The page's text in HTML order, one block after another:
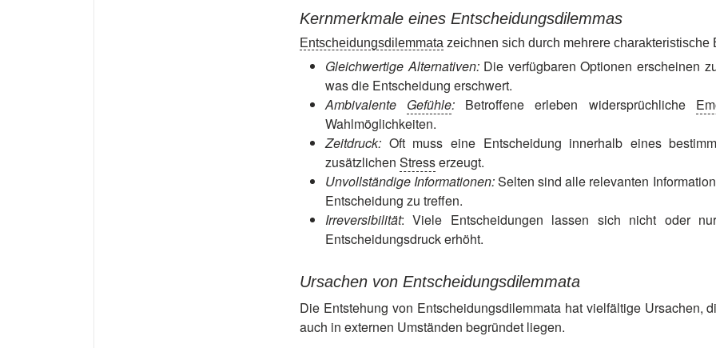
Kernmerkmale eines Entscheidungsdilemmas
Entscheidungsdilemmata zeichnen sich durch mehrere charakteristische
Gleichwertige Alternativen:Die verfügbaren Optionen erscheinen
was die Entscheidung erschwert.
Ambivalente Gefühle: Betroffene erleben widersprüchliche
Wahlmöglichkeiten.
Zeitdruck: Oft muss eine Entscheidung innerhalb eines
zusätzlichen Stresserzeugt.
Unvollständige Informationen:Selten sind alle relevanten
Entscheidung zu treffen.
Irreversibilität: Viele Entscheidungen lassen sich nicht oder
Entscheidungsdruck erhöht.
Ursachen von Entscheidungsdilemmata
Die Entstehung von Entscheidungsdilemmata hat vielfältige Ursachen,
auch in externen Umständen begründet liegen.